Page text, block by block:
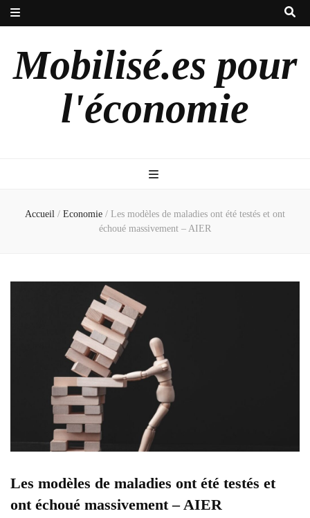
Mobilisé.es pour
l'économie
Accueil / Economie / Les modèles de maladies ont été testés et ont
échoué massivement – AIER
Les modèles de maladies ont été testés et
ont échoué massivement – AIER